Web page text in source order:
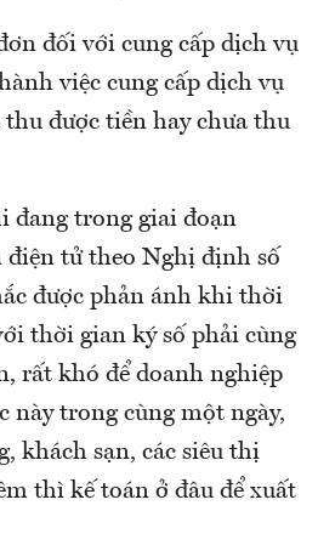
đối với cung cấp dịch vụ
việc cung cấp dịch vụ
được tiền hay chưa thu
đang trong giai đoạn
điện tử theo Nghị định số
được phản ánh khi thời
thời gian ký số phải cùng
rất khó để doanh nghiệp
này trong cùng một ngày,
khách sạn, các siêu thị
thì kế toán ở đâu để xuất